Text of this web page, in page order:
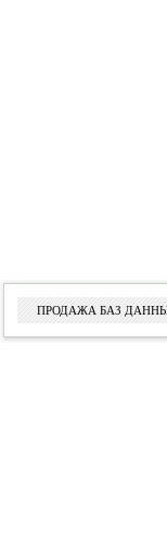
ПРОДАЖА БАЗ